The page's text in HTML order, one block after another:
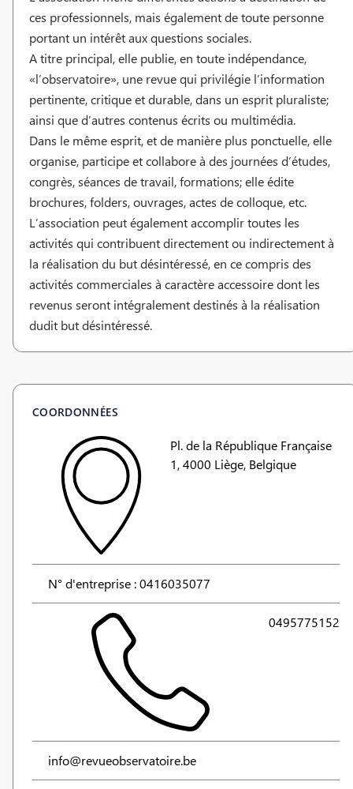
ces professionnels, mais également de toute personne
portant un intérêt aux questions sociales.
A titre principal, elle publie, en toute indépendance,
«l’observatoire», une revue qui privilégie l’information
pertinente, critique et durable, dans un esprit pluraliste;
ainsi que d’autres contenus écrits ou multimédia.
Dans le même esprit, et de manière plus ponctuelle, elle
organise, participe et collabore à des journées d’études,
congrès, séances de travail, formations; elle édite
brochures, folders, ouvrages, actes de colloque, etc.
L’association peut également accomplir toutes les
activités qui contribuent directement ou indirectement à
la réalisation du but désintéressé, en ce compris des
activités commerciales à caractère accessoire dont les
revenus seront intégralement destinés à la réalisation
dudit but désintéressé.
COORDONNÉES
Pl. de la République Française
1, 4000 Liège, Belgique
N° d'entreprise : 0416035077
0495775152
info@revueobservatoire.be